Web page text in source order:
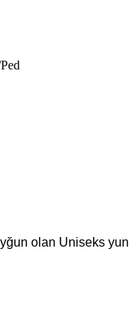
olan Uniseks yun